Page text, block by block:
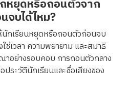
หยุดหรือถอนตัวจาก
จบได้ไหม?
นักเรียนหยุดหรือถอนตัวก่อนจบ
ช้เวลา ความพยายาม และสมาธิ
าอย่างรอบคอบ การถอนตัวกลาง
ระวัตินักเรียนและชื่อเสียงของ